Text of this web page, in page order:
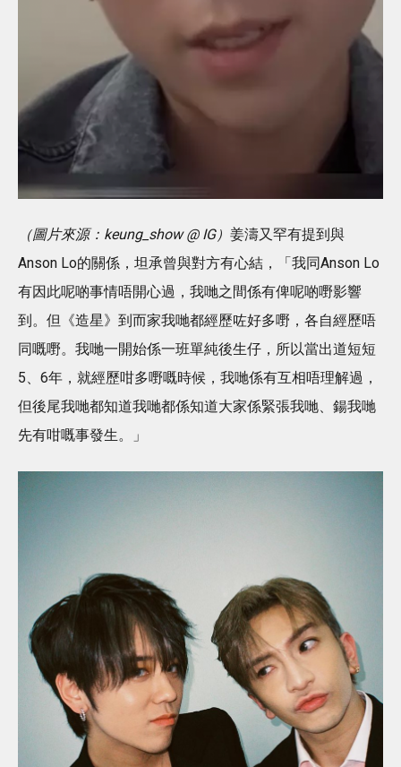
（圖片來源：keung_show @ IG） 姜濤又罕有提到與
Anson Lo的關係，坦承曾與對方有心結，「我同Anson Lo
有因此呢啲事情唔開心過，我哋之間係有俾呢啲嘢影響
到。但《造星》到而家我哋都經歷咗好多嘢，各自經歷唔
同嘅嘢。我哋一開始係一班單純後生仔，所以當出道短短
5、6年，就經歷咁多嘢嘅時候，我哋係有互相唔理解過，
但後尾我哋都知道我哋都係知道大家係緊張我哋、鍚我哋
先有咁嘅事發生。」